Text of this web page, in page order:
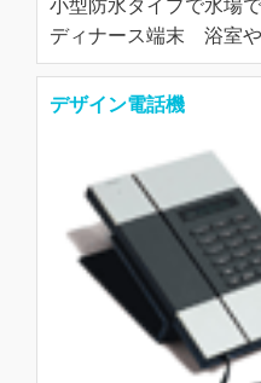
小型防水タイプで水場
ディナース端末 浴室
デザイン電話機